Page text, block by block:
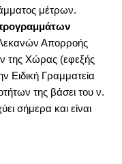
μέτρων.
Απορροής
της Χώρας (εφεξής
Ειδική Γραμματεία
της βάσει του ν.
σήμερα και είναι